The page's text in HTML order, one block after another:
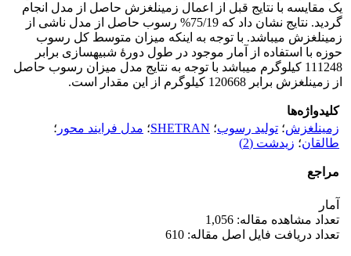
یک مقایسه با نتایج قبل از اعمال زمین­لغزش حاصل از مدل انجام
گردید. نتایج نشان داد که 75/19% رسوب حاصل از مدل ناشی از
زمین­لغزش می­باشد. با توجه به اینکه میزان متوسط کل رسوب
حوزه با استفاده از آمار موجود در طول دورۀ شبیه­سازی برابر
111248 کیلوگرم می­باشد با توجه به نتایج مدل میزان رسوب حاصل
از زمین­لغزش برابر 120668 کیلوگرم از این مقدار است.
کلیدواژه‌ها
زمین‏لغزش‏؛ تولید رسوب؛ SHETRAN؛ مدل فرایند محور ؛
طالقان؛ زیدشت (2)
مراجع
آمار
تعداد مشاهده مقاله: 1,056
تعداد دریافت فایل اصل مقاله: 610